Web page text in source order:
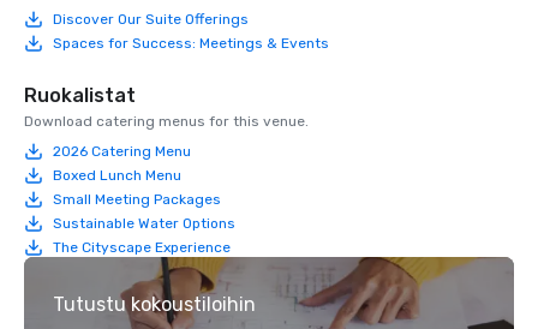
Discover Our Suite Offerings
Spaces for Success: Meetings & Events
Ruokalistat
Download catering menus for this venue.
2026 Catering Menu
Boxed Lunch Menu
Small Meeting Packages
Sustainable Water Options
The Cityscape Experience
Tutustu kokoustiloihin